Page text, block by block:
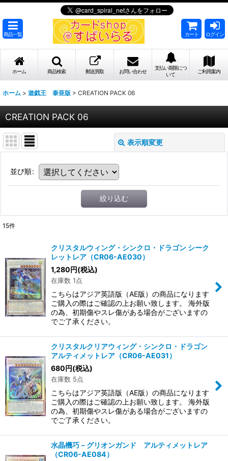
商品一覧 カート ログイン
ホーム 商品検索 郵送買取 お問い合わせ
支払い期限につ
いて
ご利用案内
ホーム > 遊戯王 泰亜版 > CREATION PACK 06
CREATION PACK 06
表示順変更
並び順:
絞り込む
15件
クリスタルウィング・シンクロ・ドラゴン シーク
レットレア（CR06-AE030）
1,280円(税込)
在庫数 1点
こちらはアジア英語版（AE版）の商品になります
ご購入の際はご確認の上お願い致します。 海外版
の為、初期傷やスレ傷がある場合がございますの
でご了承ください。
クリスタルクリアウィング・シンクロ・ドラゴン
アルティメットレア（CR06-AE031）
680円(税込)
在庫数 5点
こちらはアジア英語版（AE版）の商品になります
ご購入の際はご確認の上お願い致します。 海外版
の為、初期傷やスレ傷がある場合がございますの
でご了承ください。
水晶機巧－グリオンガンド アルティメットレア
（CR06-AE084）